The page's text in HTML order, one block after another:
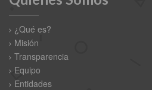
¿Qué es?
Misión
Transparencia
Equipo
Entidades